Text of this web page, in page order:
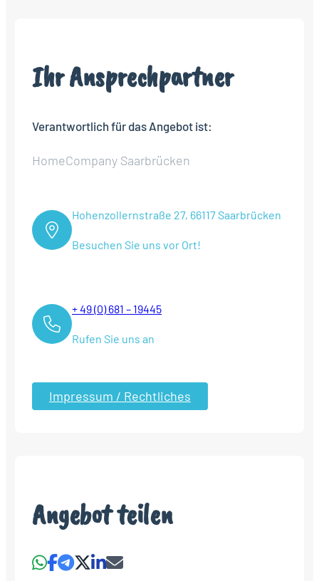
Ihr Ansprechpartner
Verantwortlich für das Angebot ist:
HomeCompany Saarbrücken
Hohenzollernstraße 27, 66117 Saarbrücken
Besuchen Sie uns vor Ort!
+ 49 (0) 681 – 19445
Rufen Sie uns an
Impressum / Rechtliches
Angebot teilen